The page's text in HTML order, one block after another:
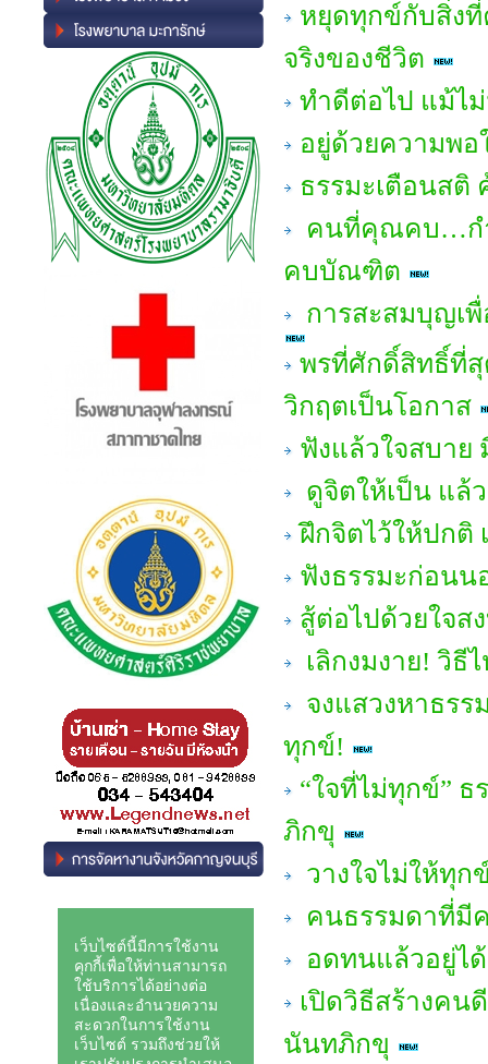
หยุดทุกข์กับสิ่งที่
จริงของชีวิต
ทำดีต่อไป แม้ไ
อยู่ด้วยความพ
ธรรมะเตือนส
คนที่คุณคบ…กำ
คบบัณฑิต
การสะสมบุญเ
พรที่ศักดิ์สิทธิ์ที่สุ
วิกฤตเป็นโอกาส
ฟังแล้วใจสบาย
ดูจิตให้เป็น แล้
ฝึกจิตไว้ให้ปก
ฟังธรรมะก่อนน
สู้ต่อไปด้วยใจ
เลิกงมงาย! วิ
จงแสวงหาธรร
ทุกข์!
“ใจที่ไม่ทุกข์”
ภิกขุ
วางใจไม่ให้ทุก
คนธรรมดาที่มี
อดทนแล้วอยู่ไ
เปิดวิธีสร้างคน
นันทภิกขุ